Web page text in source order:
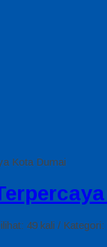
Kota Dumai
49 kali / Kategori: